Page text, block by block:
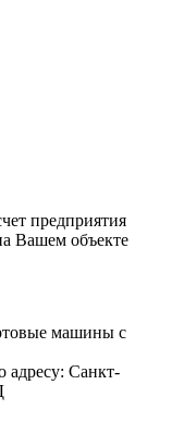
предприятия
Вашем объекте
машины с
адресу: Санкт-